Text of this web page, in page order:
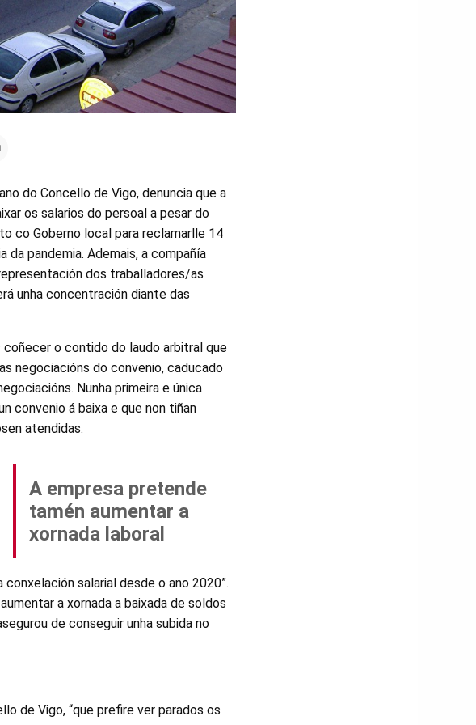
do Concello de Vigo, denuncia que a
os salarios do persoal a pesar do
co Goberno local para reclamarlle 14
pandemia. Ademais, a compañía
dos traballadores/as
unha concentración diante das
coñecer o contido do laudo arbitral que
negociacións do convenio, caducado
Nunha primeira e única
convenio á baixa e que non tiñan
atendidas.
A empresa pretende
tamén aumentar a
xornada laboral
salarial desde o ano 2020”.
a xornada a baixada de soldos
de conseguir unha subida no
de Vigo, “que prefire ver parados os